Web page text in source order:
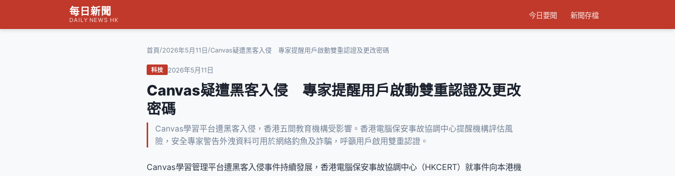
每日新聞
DAILY NEWS HK
今日要聞 新聞存檔
首頁/2026年5月11日 /Canvas疑遭黑客入侵 專家提醒用戶啟動雙重認證及更改密碼
科技 2026年5月11日
Canvas疑遭黑客入侵 專家提醒用戶啟動雙重認證及更改
密碼
Canvas學習平台遭黑客入侵，香港五間教育機構受影響。香港電腦保安事故協調中心提醒機構評估風
險，安全專家警告外洩資料可用於網絡釣魚及詐騙，呼籲用戶啟用雙重認證。
Canvas學習管理平台遭黑客入侵事件持續發展，香港電腦保安事故協調中心（HKCERT）就事件向本港機